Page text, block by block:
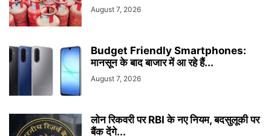
August 7, 2026
Budget Friendly Smartphones:
मानसून के बाद बाजार में आ रहे हैं...
August 7, 2026
लोन रिकवरी पर RBI के नए नियम, बदसुलूकी पर
बैंक देंगे...